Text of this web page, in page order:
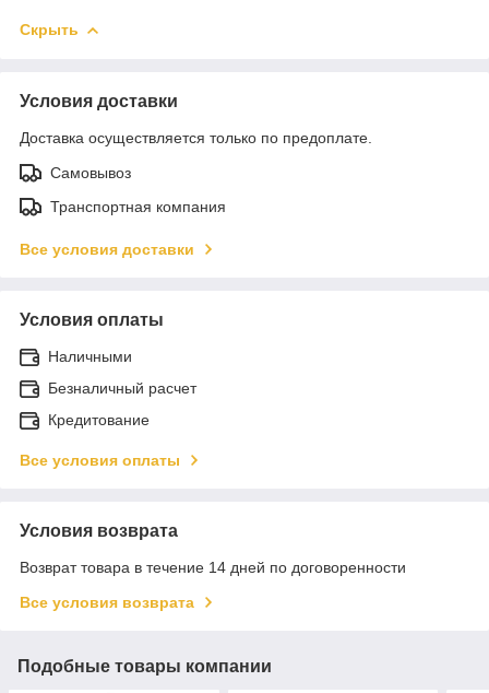
Скрыть
Условия доставки
Доставка осуществляется только по предоплате.
Самовывоз
Транспортная компания
Все условия доставки
Условия оплаты
Наличными
Безналичный расчет
Кредитование
Все условия оплаты
Условия возврата
Возврат товара в течение 14 дней по договоренности
Все условия возврата
Подобные товары компании